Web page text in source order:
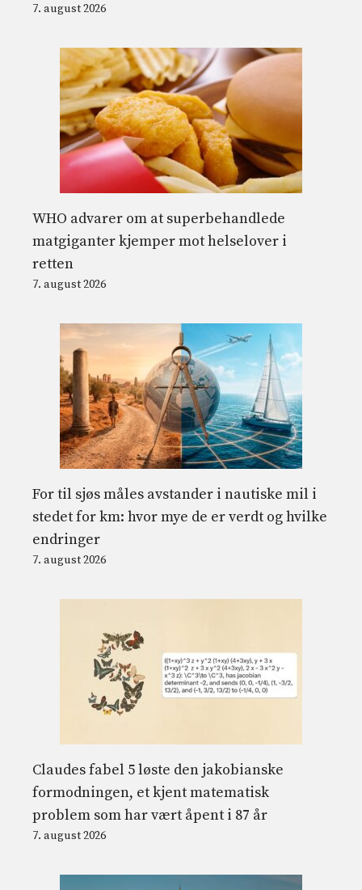
7. august 2026
WHO advarer om at superbehandlede
matgiganter kjemper mot helselover i
retten
7. august 2026
For til sjøs måles avstander i nautiske mil i
stedet for km: hvor mye de er verdt og hvilke
endringer
7. august 2026
Claudes fabel 5 løste den jakobianske
formodningen, et kjent matematisk
problem som har vært åpent i 87 år
7. august 2026